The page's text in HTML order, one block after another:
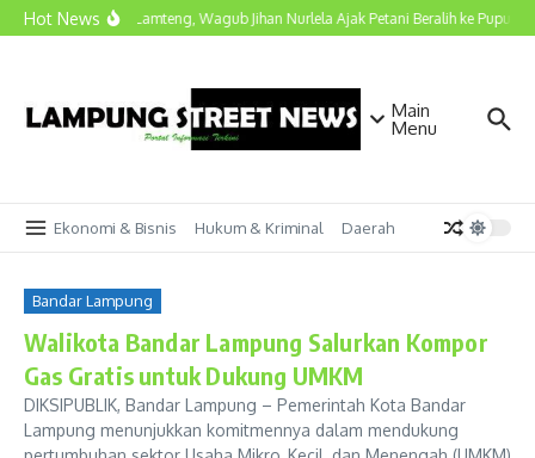
Lewati ke konten
Hot NewsKunjungi Lamteng, Wagub Jihan Nurlela Ajak Petani Beralih ke Pupuk
Main
Menu
Ekonomi & Bisnis Hukum & Kriminal Daerah
Bandar Lampung
Walikota Bandar Lampung Salurkan Kompor
Gas Gratis untuk Dukung UMKM
DIKSIPUBLIK, Bandar Lampung – Pemerintah Kota Bandar
Lampung menunjukkan komitmennya dalam mendukung